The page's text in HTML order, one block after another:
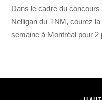
Dans le cadre du
Nelligan du TNM, courez
semaine à Montréal pour 2